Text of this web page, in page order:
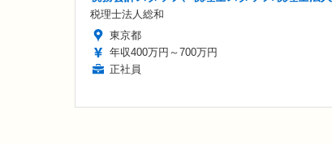
税理士法人総和
東京都
年収400万円～700万円
正社員